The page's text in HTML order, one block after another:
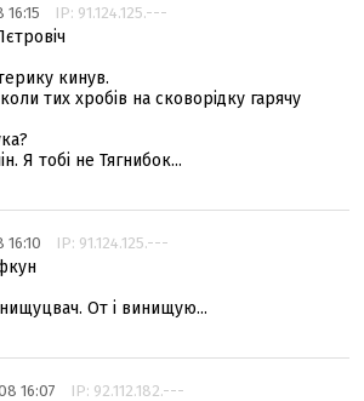
16:15 IP: 91.124.125.---
кинув.
тих хробів на сковорідку гарячу
Я тобі не Тягнибок...
16:10 IP: 91.124.125.---
От і винищую...
16:07 IP: 92.112.182.---